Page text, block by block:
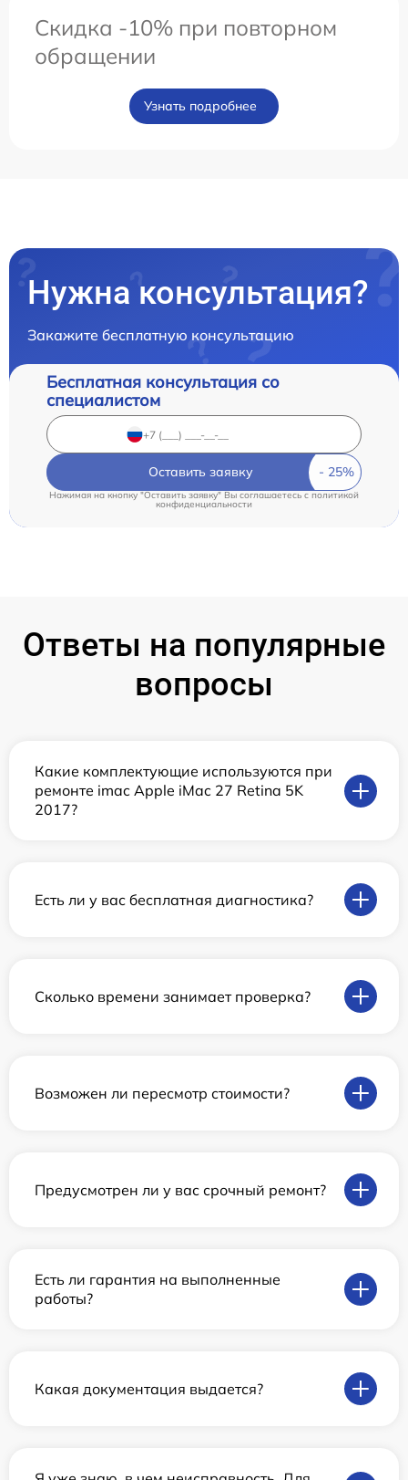
Скидка -10% при повторном
обращении
Узнать подробнее
Нужна консультация?
Закажите бесплатную консультацию
Бесплатная консультация со
специалистом
Оставить заявку
Нажимая на кнопку "Оставить заявку" Вы соглашаетесь c политикой
конфиденциальности
Ответы на популярные
вопросы
Какие комплектующие используются при
ремонте imac Apple iMac 27 Retina 5K
2017?
Есть ли у вас бесплатная диагностика?
Сколько времени занимает проверка?
Возможен ли пересмотр стоимости?
Предусмотрен ли у вас срочный ремонт?
Есть ли гарантия на выполненные
работы?
Какая документация выдается?